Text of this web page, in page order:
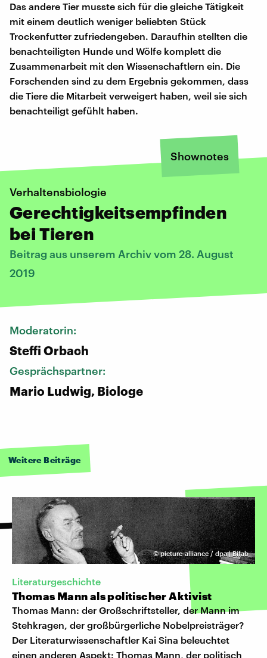
Das andere Tier musste sich für die gleiche Tätigkeit
mit einem deutlich weniger beliebten Stück
Trockenfutter zufriedengeben. Daraufhin stellten die
benachteiligten Hunde und Wölfe komplett die
Zusammenarbeit mit den Wissenschaftlern ein. Die
Forschenden sind zu dem Ergebnis gekommen, dass
die Tiere die Mitarbeit verweigert haben, weil sie sich
benachteiligt gefühlt haben.
Shownotes
Verhaltensbiologie
Gerechtigkeitsempfinden
bei Tieren
Beitrag aus unserem Archiv vom 28. August
2019
Moderatorin:
Steffi Orbach
Gesprächspartner:
Mario Ludwig, Biologe
Weitere Beiträge
©picture-alliance / dpa | Bifab
Literaturgeschichte
Thomas Mann als politischer Aktivist
Thomas Mann: der Großschriftsteller, der Mann im
Stehkragen, der großbürgerliche Nobelpreisträger?
Der Literaturwissenschaftler Kai Sina beleuchtet
einen anderen Aspekt: Thomas Mann, der politisch